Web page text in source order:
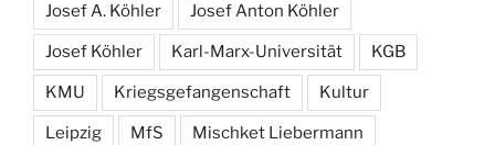
Josef A. Köhler Josef Anton Köhler
Josef Köhler Karl-Marx-Universität KGB
KMU Kriegsgefangenschaft Kultur
Leipzig MfS Mischket Liebermann